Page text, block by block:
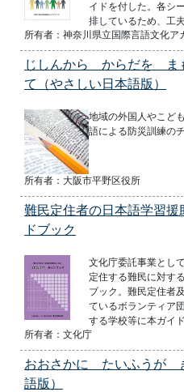
イドを付した。各シ
排しているため、工
所有者：神奈川県立国際言語文化ア
じしんから からだを
て（やさしい日本語版）
地域の外国人やこど
語による防災訓練の
所有者：大阪市平野区役所
難民定住者の日本語学習援
ドブック
文化庁委託事業とし
定住する難民に対す
ブック。難民定住者
ているボランティア
する学校等に本ガイ
所有者：文化庁
おおさかに たいふうが
語版）